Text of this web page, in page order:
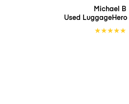
Michael B
Used LuggageHero
★★★★★